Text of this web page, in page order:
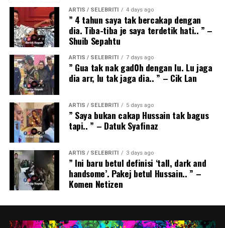
ARTIS / SELEBRITI 4 days ago
” 4 tahun saya tak bercakap dengan
dia. Tiba-tiba je saya terdetik hati.. ” –
Shuib Sepahtu
ARTIS / SELEBRITI 7 days ago
” Gua tak nak gad0h dengan lu. Lu jaga
dia arr, lu tak jaga dia.. ” – Cik Lan
ARTIS / SELEBRITI 5 days ago
” Saya bukan cakap Hussain tak bagus
tapi.. ” – Datuk Syafinaz
ARTIS / SELEBRITI 3 days ago
” Ini baru betul definisi ‘tall, dark and
handsome’. Pakej betul Hussain.. ” –
Komen Netizen